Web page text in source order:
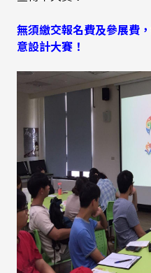
無須繳交報名費及參展費
意設計大賽！